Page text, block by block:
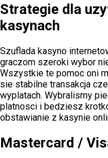
Strategie dla
kasynach
Szuflada kasyno
graczom szeroki wybor
Wszystkie te pomoc oni
sie stabilne transakcja
wyplatach. Wybralismy
platnosci i bedziesz
obstawianie z kasynie
Mastercard /